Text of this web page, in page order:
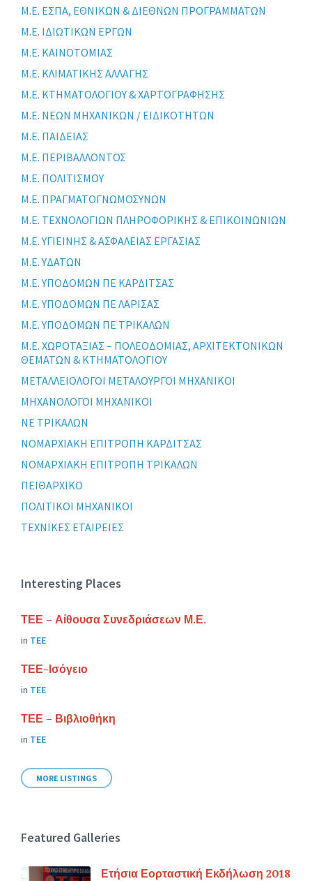
Μ.Ε. ΕΣΠΑ, ΕΘΝΙΚΩΝ & ΔΙΕΘΝΩΝ ΠΡΟΓΡΑΜΜΑΤΩΝ
Μ.Ε. ΙΔΙΩΤΙΚΩΝ ΕΡΓΩΝ
Μ.Ε. ΚΑΙΝΟΤΟΜΙΑΣ
Μ.Ε. ΚΛΙΜΑΤΙΚΗΣ ΑΛΛΑΓΗΣ
Μ.Ε. ΚΤΗΜΑΤΟΛΟΓΙΟΥ & ΧΑΡΤΟΓΡΑΦΗΣΗΣ
Μ.Ε. ΝΕΩΝ ΜΗΧΑΝΙΚΩΝ / ΕΙΔΙΚΟΤΗΤΩΝ
Μ.Ε. ΠΑΙΔΕΙΑΣ
Μ.Ε. ΠΕΡΙΒΑΛΛΟΝΤΟΣ
Μ.Ε. ΠΟΛΙΤΙΣΜΟΥ
Μ.Ε. ΠΡΑΓΜΑΤΟΓΝΩΜΟΣΥΝΩΝ
Μ.Ε. ΤΕΧΝΟΛΟΓΙΩΝ ΠΛΗΡΟΦΟΡΙΚΗΣ & ΕΠΙΚΟΙΝΩΝΙΩΝ
Μ.Ε. ΥΓΙΕΙΝΗΣ & ΑΣΦΑΛΕΙΑΣ ΕΡΓΑΣΙΑΣ
Μ.Ε. ΥΔΑΤΩΝ
Μ.Ε. ΥΠΟΔΟΜΩΝ ΠΕ ΚΑΡΔΙΤΣΑΣ
Μ.Ε. ΥΠΟΔΟΜΩΝ ΠΕ ΛΑΡΙΣΑΣ
Μ.Ε. ΥΠΟΔΟΜΩΝ ΠΕ ΤΡΙΚΑΛΩΝ
Μ.Ε. ΧΩΡΟΤΑΞΙΑΣ – ΠΟΛΕΟΔΟΜΙΑΣ, ΑΡΧΙΤΕΚΤΟΝΙΚΩΝ
ΘΕΜΑΤΩΝ & ΚΤΗΜΑΤΟΛΟΓΙΟΥ
ΜΕΤΑΛΛΕΙΟΛΟΓΟΙ ΜΕΤΑΛΟΥΡΓΟΙ ΜΗΧΑΝΙΚΟΙ
ΜΗΧΑΝΟΛΟΓΟΙ ΜΗΧΑΝΙΚΟΙ
ΝΕ ΤΡΙΚΑΛΩΝ
ΝΟΜΑΡΧΙΑΚΗ ΕΠΙΤΡΟΠΗ ΚΑΡΔΙΤΣΑΣ
ΝΟΜΑΡΧΙΑΚΗ ΕΠΙΤΡΟΠΗ ΤΡΙΚΑΛΩΝ
ΠΕΙΘΑΡΧΙΚΟ
ΠΟΛΙΤΙΚΟΙ ΜΗΧΑΝΙΚΟΙ
ΤΕΧΝΙΚΕΣ ΕΤΑΙΡΕΙΕΣ
Interesting Places
ΤΕΕ – Αίθουσα Συνεδριάσεων Μ.Ε.
in ΤΕΕ
ΤΕΕ-Ισόγειο
in ΤΕΕ
ΤΕΕ – Βιβλιοθήκη
in ΤΕΕ
MORE LISTINGS
Featured Galleries
Ετήσια Εορταστική Εκδήλωση 2018